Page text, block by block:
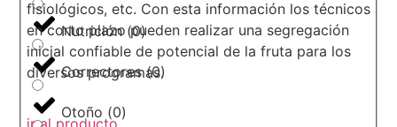
Nutrición (0)
Correctores (0)
Otoño (0)
fisiológicos, etc. Con esta información los técnicos
en corto plazo pueden realizar una segregación
inicial confiable de potencial de la fruta para los
diversos programas.